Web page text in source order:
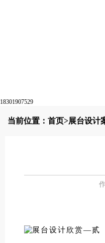
18301907529
当前位置： 首页>展台设计